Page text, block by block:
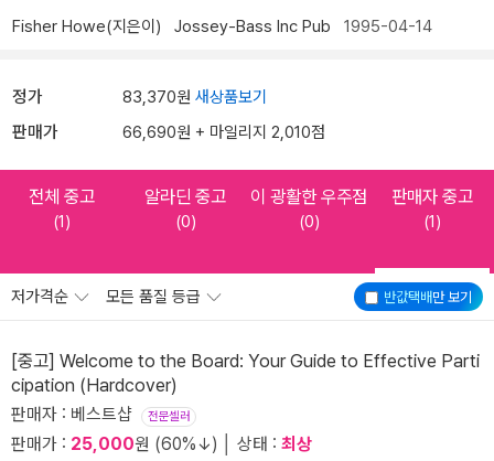
Fisher Howe(지은이) Jossey-Bass Inc Pub 1995-04-14
정가 83,370원 새상품보기
판매가 66,690원 + 마일리지 2,010점
전체 중고
(1)
알라딘 중고
(0)
이 광활한 우주점
(0)
판매자 중고
(1)
반값택배만 보기
저가격순 모든 품질 등급
[중고] Welcome to the Board: Your Guide to Effective Parti
cipation (Hardcover)
판매자 : 베스트샵 전문셀러
판매가 : 25,000원 (60%↓) │ 상태 : 최상